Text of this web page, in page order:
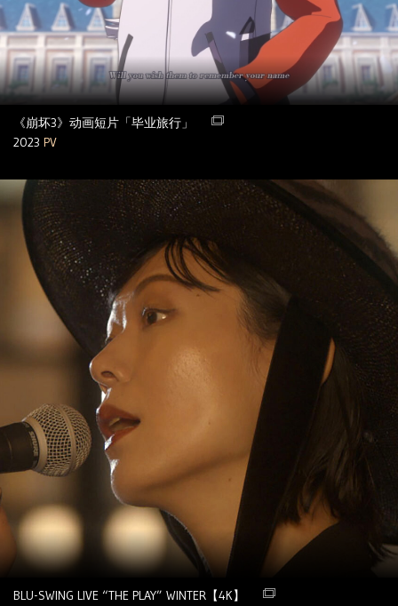
《崩坏3》动画短片「毕业旅行」
2023 PV
BLU-SWING LIVE “THE PLAY” WINTER【4K】